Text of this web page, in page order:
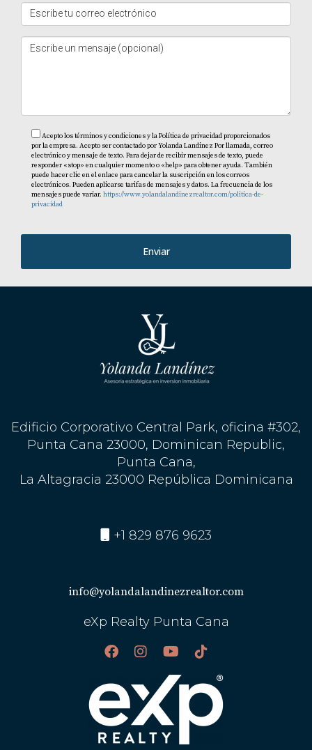
Acepto los términos y condiciones y la Política de privacidad proporcionados
por la empresa. Acepto ser contactado por Yolanda Landinez Por llamada, correo
electrónico y mensaje de texto. Para dejar de recibir mensajes de texto, puede
responder «stop» en cualquier momento o «help» para obtener ayuda. También
puede hacer clic en el enlace para cancelar la suscripción en los correos
electrónicos. Pueden aplicarse tarifas de mensajes y datos. La frecuencia de los
mensajes puede variar. https://www.yolandalandinezrealtor.com/politica-de-
privacidad
Enviar
Edificio Corporativo Central Park, oficina #302,
Punta Cana 23000, Dominican Republic,
Punta Cana,
La Altagracia 23000 República Dominicana
+1 829 876 9623
info@yolandalandinezrealtor.com
eXp Realty Punta Cana